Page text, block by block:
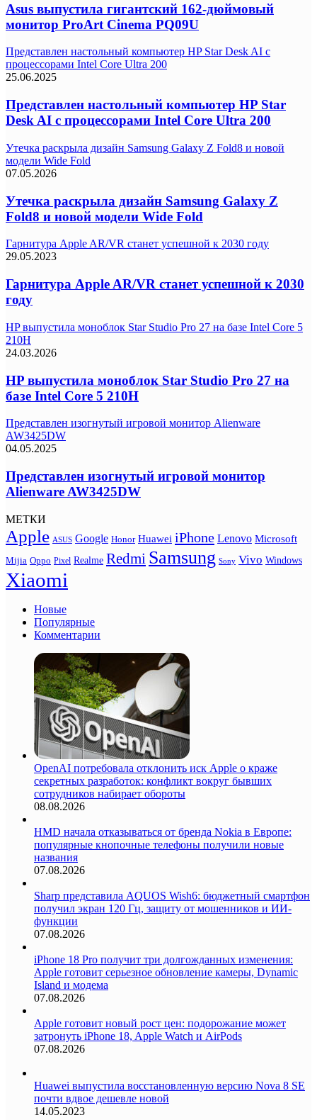
Asus выпустила гигантский 162-дюймовый
монитор ProArt Cinema PQ09U
Представлен настольный компьютер HP Star Desk AI с
процессорами Intel Core Ultra 200
25.06.2025
Представлен настольный компьютер HP Star
Desk AI с процессорами Intel Core Ultra 200
Утечка раскрыла дизайн Samsung Galaxy Z Fold8 и новой
модели Wide Fold
07.05.2026
Утечка раскрыла дизайн Samsung Galaxy Z
Fold8 и новой модели Wide Fold
Гарнитура Apple AR/VR станет успешной к 2030 году
29.05.2023
Гарнитура Apple AR/VR станет успешной к 2030
году
HP выпустила моноблок Star Studio Pro 27 на базе Intel Core 5
210H
24.03.2026
HP выпустила моноблок Star Studio Pro 27 на
базе Intel Core 5 210H
Представлен изогнутый игровой монитор Alienware
AW3425DW
04.05.2025
Представлен изогнутый игровой монитор
Alienware AW3425DW
МЕТКИ
Apple ASUS Google Honor Huawei iPhone Lenovo Microsoft
Mijia Oppo Pixel Realme Redmi Samsung Sony Vivo Windows
Xiaomi
Новые
Популярные
Комментарии
OpenAI потребовала отклонить иск Apple о краже
секретных разработок: конфликт вокруг бывших
сотрудников набирает обороты
08.08.2026
HMD начала отказываться от бренда Nokia в Европе:
популярные кнопочные телефоны получили новые
названия
07.08.2026
Sharp представила AQUOS Wish6: бюджетный смартфон
получил экран 120 Гц, защиту от мошенников и ИИ-
функции
07.08.2026
iPhone 18 Pro получит три долгожданных изменения:
Apple готовит серьезное обновление камеры, Dynamic
Island и модема
07.08.2026
Apple готовит новый рост цен: подорожание может
затронуть iPhone 18, Apple Watch и AirPods
07.08.2026
Huawei выпустила восстановленную версию Nova 8 SE
почти вдвое дешевле новой
14.05.2023